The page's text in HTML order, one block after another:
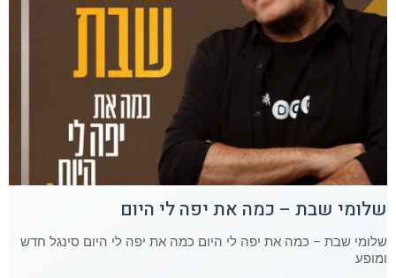
שלומי שבת – כמה את יפה לי היום
שלומי שבת – כמה את יפה לי היום כמה את יפה לי היום סינגל חדש
ומופע